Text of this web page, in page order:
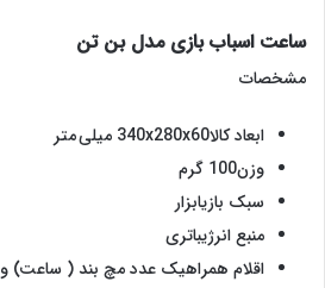
ساعت اسباب بازی مدل بن تن
مشخصات
ابعاد کالا340x280x60 میلی متر
وزن100 گرم
سبک بازیابزار
منبع انرژیباتری
اقلام همراهیک عدد مچ بند ( ساعت) و 10 عدد هیولا بن تن